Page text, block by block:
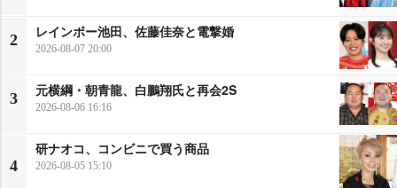
2
レインボー池田、佐藤佳奈と電撃婚
2026-08-07 20:00
3
元横綱・朝青龍、白鵬翔氏と再会2S
2026-08-06 16:16
4
研ナオコ、コンビニで買う商品
2026-08-05 15:10